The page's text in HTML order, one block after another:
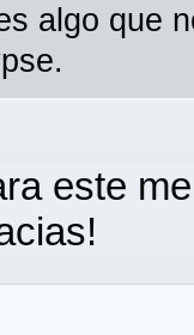
algo que
este